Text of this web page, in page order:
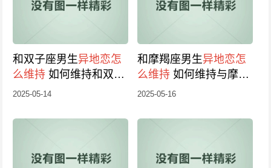
和双子座男生异地恋怎
么维持如何维持和双子
座男生的
2025-05-14
和摩羯座男生异地恋怎
么维持如何维持与摩羯
座男生的
2025-05-16